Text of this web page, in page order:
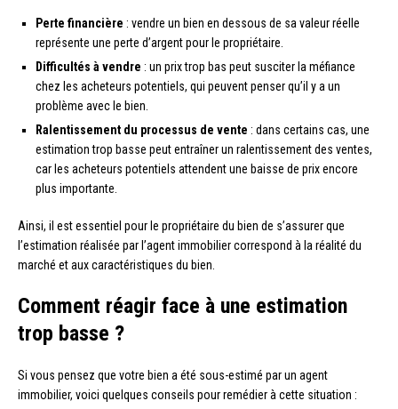
Perte financière : vendre un bien en dessous de sa valeur réelle
représente une perte d’argent pour le propriétaire.
Difficultés à vendre : un prix trop bas peut susciter la méfiance
chez les acheteurs potentiels, qui peuvent penser qu’il y a un
problème avec le bien.
Ralentissement du processus de vente : dans certains cas, une
estimation trop basse peut entraîner un ralentissement des ventes,
car les acheteurs potentiels attendent une baisse de prix encore
plus importante.
Ainsi, il est essentiel pour le propriétaire du bien de s’assurer que
l’estimation réalisée par l’agent immobilier correspond à la réalité du
marché et aux caractéristiques du bien.
Comment réagir face à une estimation
trop basse ?
Si vous pensez que votre bien a été sous-estimé par un agent
immobilier, voici quelques conseils pour remédier à cette situation :